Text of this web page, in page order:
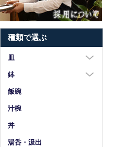
種類で選ぶ
皿
大皿（8寸以上）
中皿（5～7寸）
小皿（4寸以下）
鉢
大鉢（8寸以上）
中鉢（5～7寸）
飯碗
汁椀
丼
湯呑・汲出